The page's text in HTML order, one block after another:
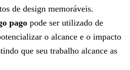
de design memoráveis.
pago pode ser utilizado de
o alcance e o impacto
que seu trabalho alcance as